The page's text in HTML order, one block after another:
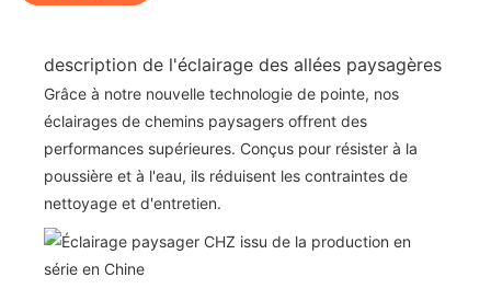
description de l'éclairage des allées paysagères
Grâce à notre nouvelle technologie de pointe, nos
éclairages de chemins paysagers offrent des
performances supérieures. Conçus pour résister à la
poussière et à l'eau, ils réduisent les contraintes de
nettoyage et d'entretien.